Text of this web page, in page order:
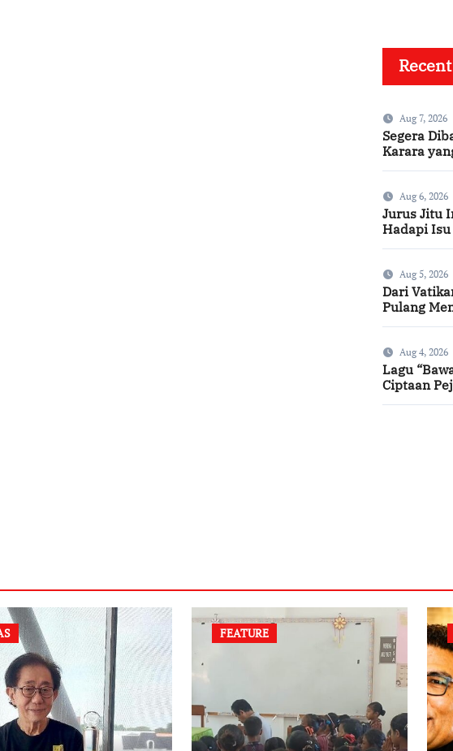
Aug 7, 2026
Segera
Karara
Aug 6, 2026
Jurus Jitu
Hadapi
Aug 5, 2026
Dari
Pulang
Aug 4, 2026
Lagu
Ciptaan
FEATURE